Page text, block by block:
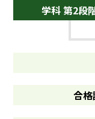
学科 第2段
合